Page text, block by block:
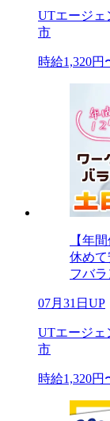
UTエージェ
市
時給1,320円
【年
休め
フバ
07月31日UP
UTエージェ
市
時給1,320円